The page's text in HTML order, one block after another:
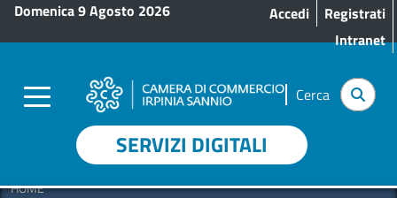
Salta al contenuto principale
Domenica 9 Agosto 2026 Menu profilo utente
Accedi
Registrati
Intranet
Cerca
SERVIZI DIGITALI
HOME